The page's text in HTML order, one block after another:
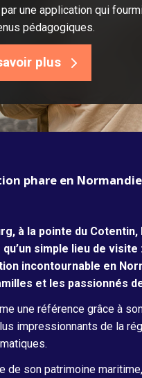
une application qui
pédagogiques.
plus
phare en
à la pointe du Cotentin,
simple lieu de visite
incontournable en
et les passionnés
une référence grâce à
impressionnants de la
de son patrimoine